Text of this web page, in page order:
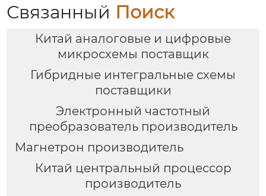
Связанный Поиск
Китай аналоговые и цифровые
микросхемы поставщик
Гибридные интегральные схемы
поставщики
Электронный частотный
преобразователь производитель
Магнетрон производитель
Китай центральный процессор
производитель